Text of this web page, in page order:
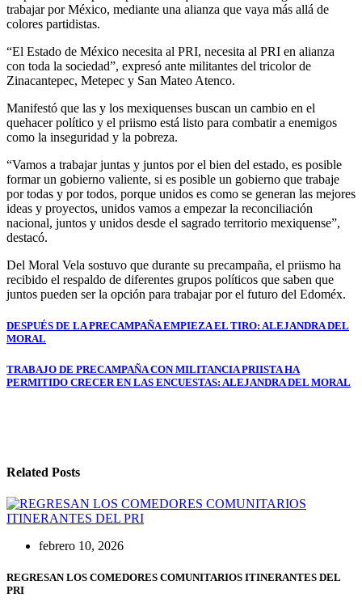
trabajar por México, mediante una alianza que vaya más allá de
colores partidistas.
“El Estado de México necesita al PRI, necesita al PRI en alianza
con toda la sociedad”, expresó ante militantes del tricolor de
Zinacantepec, Metepec y San Mateo Atenco.
Manifestó que las y los mexiquenses buscan un cambio en el
quehacer político y el priismo está listo para combatir a enemigos
como la inseguridad y la pobreza.
“Vamos a trabajar juntas y juntos por el bien del estado, es posible
formar un gobierno valiente, si es posible un gobierno que trabaje
por todas y por todos, porque unidos es como se generan las mejores
ideas y proyectos, unidos vamos a empezar la reconciliación
nacional, juntos y unidos desde el sagrado territorio mexiquense”,
destacó.
Del Moral Vela sostuvo que durante su precampaña, el priismo ha
recibido el respaldo de diferentes grupos políticos que saben que
juntos pueden ser la opción para trabajar por el futuro del Edoméx.
Navegación
de
entradas
DESPUÉS DE LA PRECAMPAÑA EMPIEZA EL TIRO: ALEJANDRA DEL
MORAL
TRABAJO DE PRECAMPAÑA CON MILITANCIA PRIISTA HA
PERMITIDO CRECER EN LAS ENCUESTAS: ALEJANDRA DEL MORAL
Related Posts
febrero 10, 2026
REGRESAN LOS COMEDORES COMUNITARIOS ITINERANTES DEL
PRI